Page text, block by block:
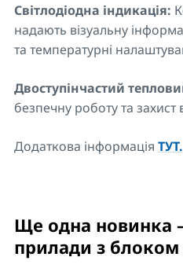
Світлодіодна індикація:
надають візуальну
та температурні
Двоступінчастий
безпечну роботу та захист
Додаткова інформація ТУТ.
Ще одна новинка
прилади з блоком